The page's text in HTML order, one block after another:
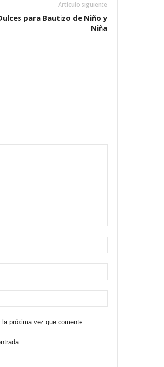
Artículo siguiente
para Bautizo de Niño y
Niña
próxima vez que comente.